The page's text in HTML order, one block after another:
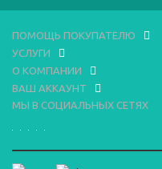
ПОМОЩЬ ПОКУПАТЕЛЮ
УСЛУГИ
О КОМПАНИИ
ВАШ АККАУНТ
МЫ В СОЦИАЛЬНЫХ СЕТЯХ